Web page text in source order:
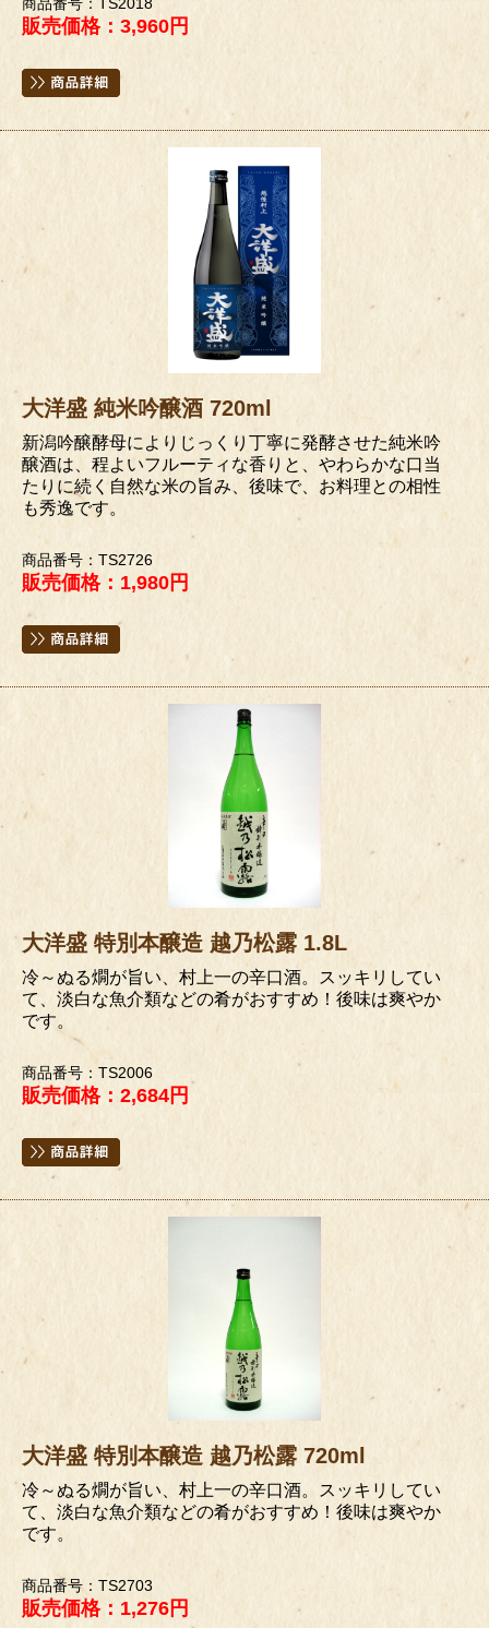
商品番号：TS2018
販売価格：3,960円
大洋盛 純米吟醸酒 720ml
新潟吟醸酵母によりじっくり丁寧に発酵させた純米吟
醸酒は、程よいフルーティな香りと、やわらかな口当
たりに続く自然な米の旨み、後味で、お料理との相性
も秀逸です。
商品番号：TS2726
販売価格：1,980円
大洋盛 特別本醸造 越乃松露 1.8L
冷～ぬる燗が旨い、村上一の辛口酒。スッキリしてい
て、淡白な魚介類などの肴がおすすめ！後味は爽やか
です。
商品番号：TS2006
販売価格：2,684円
大洋盛 特別本醸造 越乃松露 720ml
冷～ぬる燗が旨い、村上一の辛口酒。スッキリしてい
て、淡白な魚介類などの肴がおすすめ！後味は爽やか
です。
商品番号：TS2703
販売価格：1,276円